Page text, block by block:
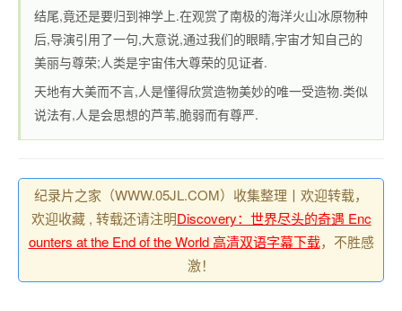
结尾,竟还是要归到神学上.在观赏了南极的海洋火山冰原物种
后,导演引用了一句,大意说,通过我们的眼睛,宇宙才知自己的
美丽与尊荣;人类是宇宙伟大尊荣的见证者.
天地有大美而不言,人是懂得欣赏造物美妙的唯一受造物.类似
说法有,人是会思想的芦苇,脆弱而有尊严.
纪录片之家（WWW.05JL.COM）收集整理丨欢迎转载，
欢迎收藏 , 转载还请注明Discovery：世界尽头的奇遇 Enc
ounters at the End of the World 高清双语字幕下载，不胜感
激！